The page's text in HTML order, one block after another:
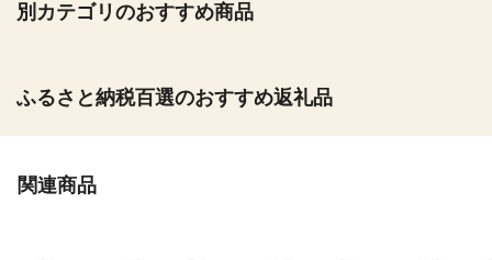
別カテゴリのおすすめ商品
ふるさと納税百選のおすすめ返礼品
関連商品